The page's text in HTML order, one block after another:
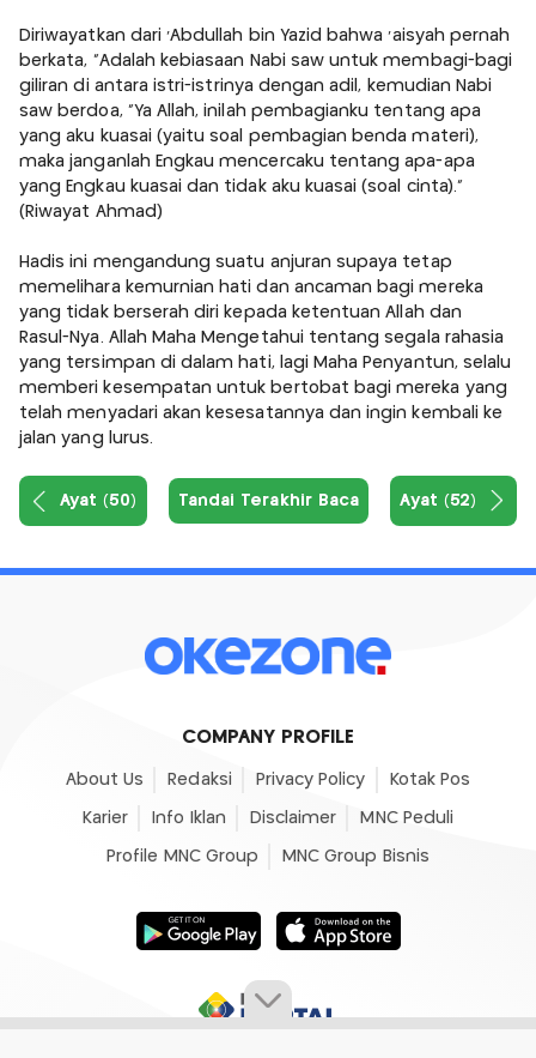
Diriwayatkan dari 'Abdullah bin Yazid bahwa 'aisyah pernah
berkata, "Adalah kebiasaan Nabi saw untuk membagi-bagi
giliran di antara istri-istrinya dengan adil, kemudian Nabi
saw berdoa, "Ya Allah, inilah pembagianku tentang apa
yang aku kuasai (yaitu soal pembagian benda materi),
maka janganlah Engkau mencercaku tentang apa-apa
yang Engkau kuasai dan tidak aku kuasai (soal cinta)."
(Riwayat Ahmad)
Hadis ini mengandung suatu anjuran supaya tetap
memelihara kemurnian hati dan ancaman bagi mereka
yang tidak berserah diri kepada ketentuan Allah dan
Rasul-Nya. Allah Maha Mengetahui tentang segala rahasia
yang tersimpan di dalam hati, lagi Maha Penyantun, selalu
memberi kesempatan untuk bertobat bagi mereka yang
telah menyadari akan kesesatannya dan ingin kembali ke
jalan yang lurus.
Ayat (50) Tandai Terakhir Baca Ayat (52)
COMPANY PROFILE
About Us Redaksi Privacy Policy Kotak Pos
Karier Info Iklan Disclaimer MNC Peduli
Profile MNC Group MNC Group Bisnis